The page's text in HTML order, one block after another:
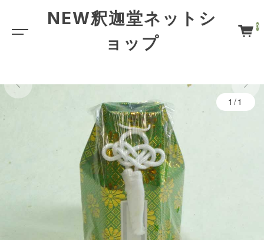
NEW釈迦堂ネットシ
ョップ
0
1/1